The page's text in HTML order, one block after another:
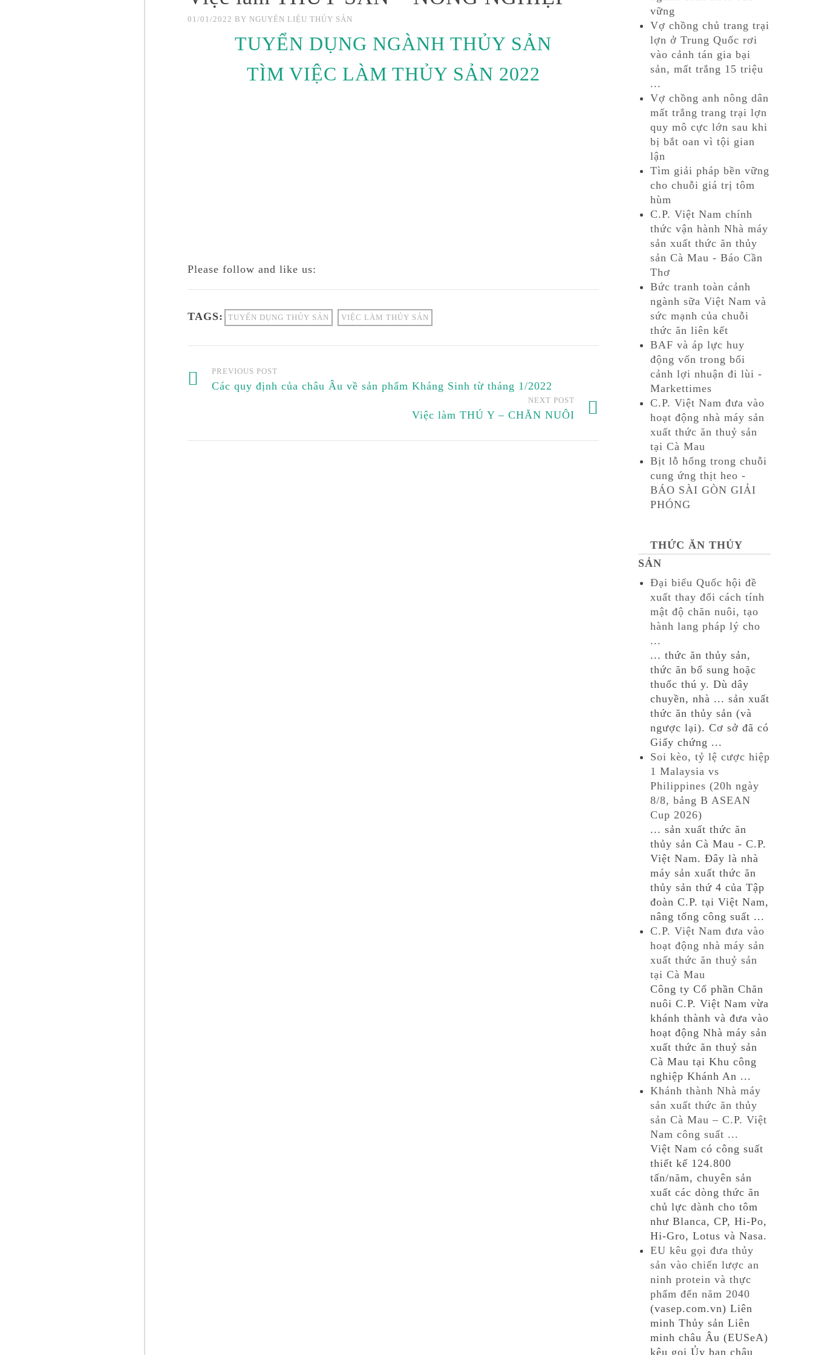
01/01/2022 BY NGUYÊN LIỆU THỦY SẢN
TUYỂN DỤNG NGÀNH THỦY SẢN
TÌM VIỆC LÀM THỦY SẢN 2022
Please follow and like us:
TAGS: TUYỂN DỤNG THỦY SẢN VIỆC LÀM THỦY SẢN
PREVIOUS POST
Các quy định của châu Âu về sản phẩm Kháng Sinh từ tháng 1/2022
NEXT POST
Việc làm THÚ Y – CHĂN NUÔI
vững
Vợ chồng chủ trang trại
lợn ở Trung Quốc rơi
vào cảnh tán gia bại
sản, mất trắng 15 triệu
...
Vợ chồng anh nông dân
mất trắng trang trại lợn
quy mô cực lớn sau khi
bị bắt oan vì tội gian
lận
Tìm giải pháp bền vững
cho chuỗi giá trị tôm
hùm
C.P. Việt Nam chính
thức vận hành Nhà máy
sản xuất thức ăn thủy
sản Cà Mau - Báo Cần
Thơ
Bức tranh toàn cảnh
ngành sữa Việt Nam và
sức mạnh của chuỗi
thức ăn liên kết
BAF và áp lực huy
động vốn trong bối
cảnh lợi nhuận đi lùi -
Markettimes
C.P. Việt Nam đưa vào
hoạt động nhà máy sản
xuất thức ăn thuỷ sản
tại Cà Mau
Bịt lỗ hổng trong chuỗi
cung ứng thịt heo -
BÁO SÀI GÒN GIẢI
PHÓNG
THỨC ĂN THỦY
SẢN
Đại biểu Quốc hội đề
xuất thay đổi cách tính
mật độ chăn nuôi, tạo
hành lang pháp lý cho
...
... thức ăn thủy sản,
thức ăn bổ sung hoặc
thuốc thú y. Dù dây
chuyền, nhà ... sản xuất
thức ăn thủy sản (và
ngược lại). Cơ sở đã có
Giấy chứng ...
Soi kèo, tỷ lệ cược hiệp
1 Malaysia vs
Philippines (20h ngày
8/8, bảng B ASEAN
Cup 2026)
... sản xuất thức ăn
thủy sản Cà Mau - C.P.
Việt Nam. Đây là nhà
máy sản xuất thức ăn
thủy sản thứ 4 của Tập
đoàn C.P. tại Việt Nam,
nâng tổng công suất ...
C.P. Việt Nam đưa vào
hoạt động nhà máy sản
xuất thức ăn thuỷ sản
tại Cà Mau
Công ty Cổ phần Chăn
nuôi C.P. Việt Nam vừa
khánh thành và đưa vào
hoạt động Nhà máy sản
xuất thức ăn thuỷ sản
Cà Mau tại Khu công
nghiệp Khánh An ...
Khánh thành Nhà máy
sản xuất thức ăn thủy
sản Cà Mau – C.P. Việt
Nam công suất ...
Việt Nam có công suất
thiết kế 124.800
tấn/năm, chuyên sản
xuất các dòng thức ăn
chủ lực dành cho tôm
như Blanca, CP, Hi-Po,
Hi-Gro, Lotus và Nasa.
EU kêu gọi đưa thủy
sản vào chiến lược an
ninh protein và thực
phẩm đến năm 2040
(vasep.com.vn) Liên
minh Thủy sản Liên
minh châu Âu (EUSeA)
kêu gọi Ủy ban châu